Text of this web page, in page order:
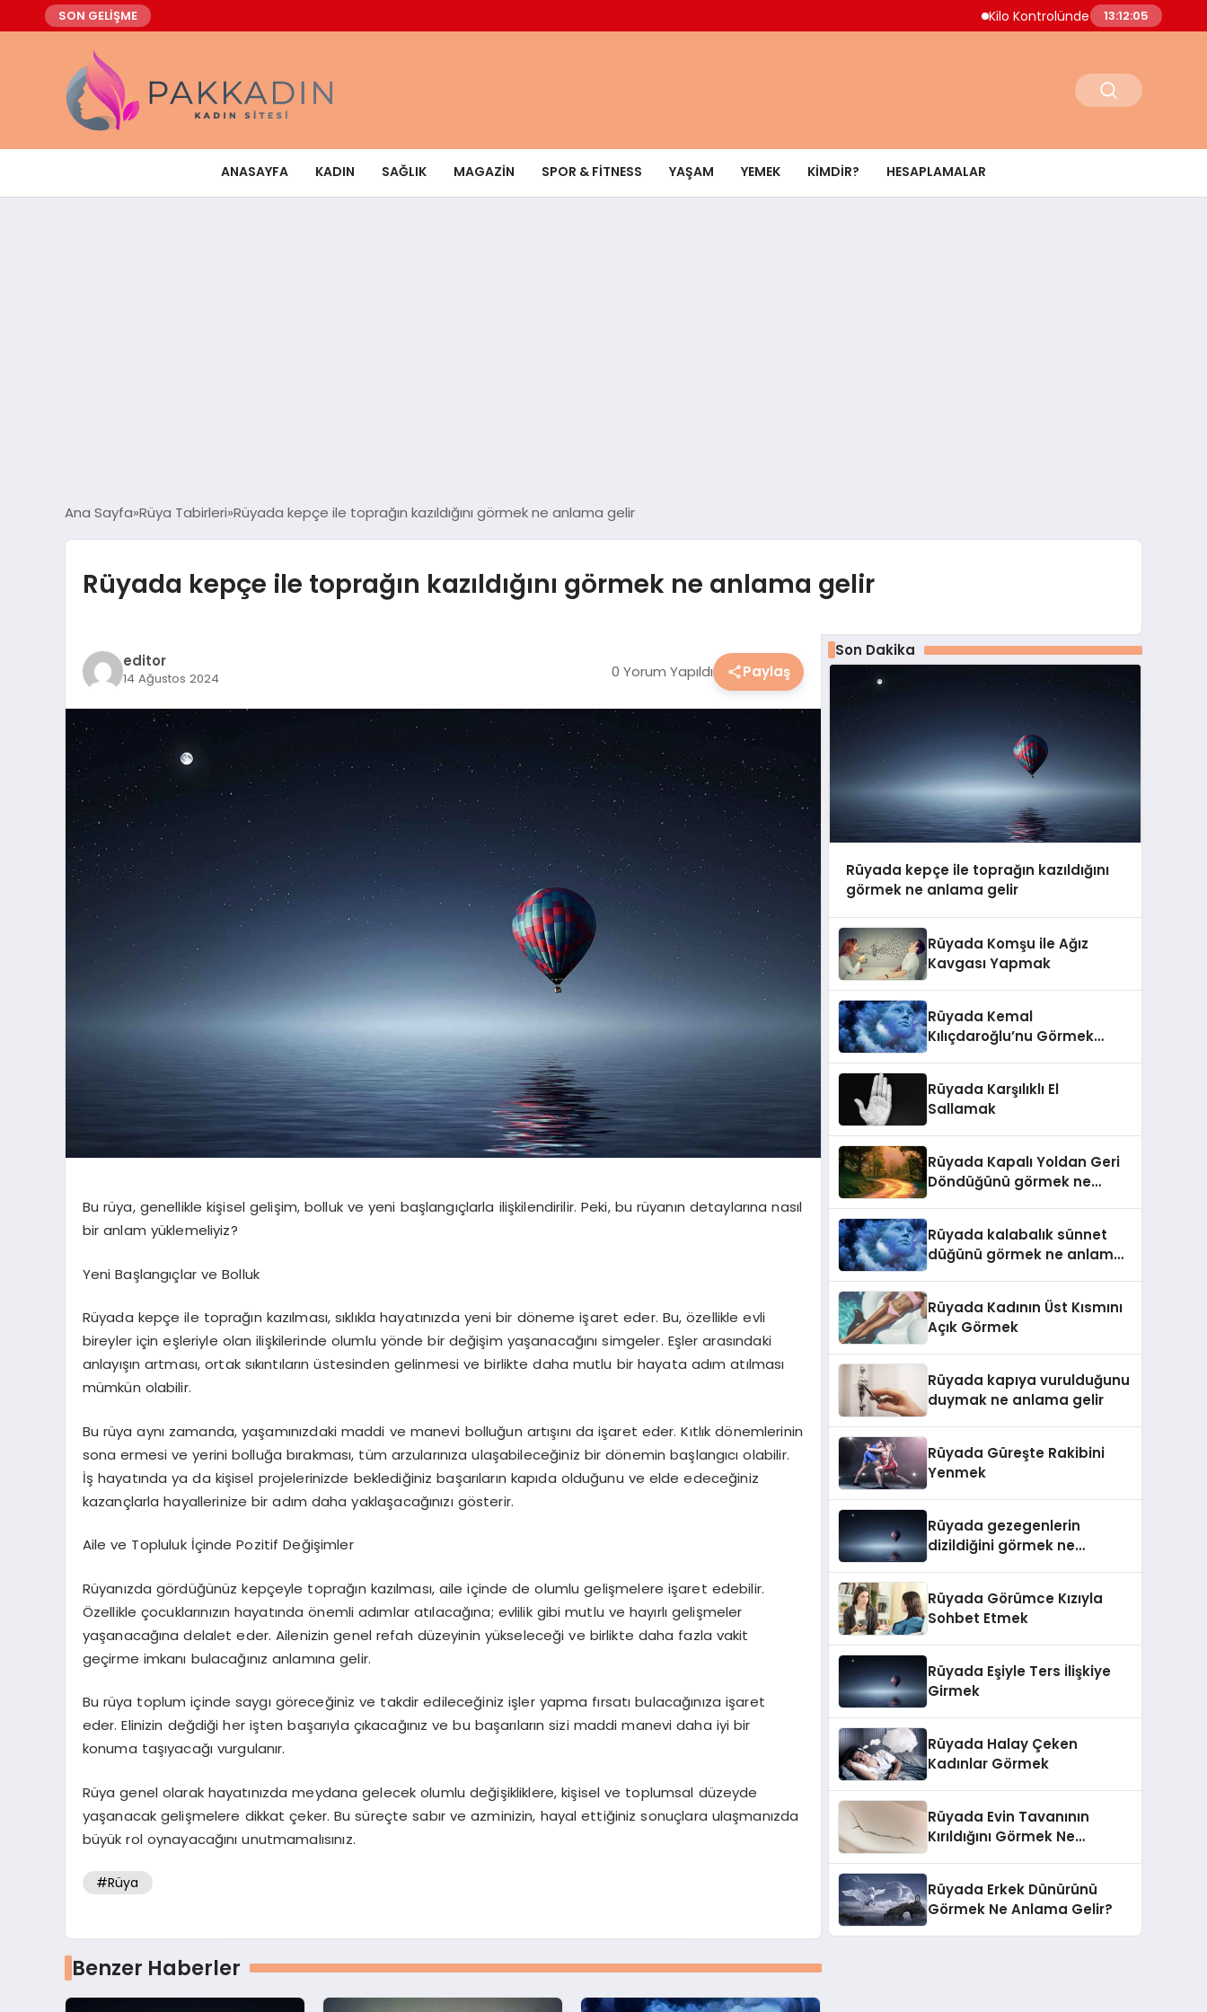
SON GELİŞME Kilo Kontrolünde Yeni Yaklaşım
13:12:06
ANASAYFA KADIN SAĞLIK MAGAZIN SPOR & FITNESS YAŞAM YEMEK KIMDIR? HESAPLAMALAR
Ana Sayfa Rüya Tabirleri Rüyada kepçe ile toprağın kazıldığını görmek ne anlama gelir
Rüyada kepçe ile toprağın kazıldığını görmek ne anlama gelir
editor
14 Ağustos 2024 0 Yorum Yapıldı Paylaş
Bu rüya, genellikle kişisel gelişim, bolluk ve yeni başlangıçlarla ilişkilendirilir. Peki, bu rüyanın detaylarına nasıl
bir anlam yüklemeliyiz?
Yeni Başlangıçlar ve Bolluk
Rüyada kepçe ile toprağın kazılması, sıklıkla hayatınızda yeni bir döneme işaret eder. Bu, özellikle evli
bireyler için eşleriyle olan ilişkilerinde olumlu yönde bir değişim yaşanacağını simgeler. Eşler arasındaki
anlayışın artması, ortak sıkıntıların üstesinden gelinmesi ve birlikte daha mutlu bir hayata adım atılması
mümkün olabilir.
Bu rüya aynı zamanda, yaşamınızdaki maddi ve manevi bolluğun artışını da işaret eder. Kıtlık dönemlerinin
sona ermesi ve yerini bolluğa bırakması, tüm arzularınıza ulaşabileceğiniz bir dönemin başlangıcı olabilir.
İş hayatında ya da kişisel projelerinizde beklediğiniz başarıların kapıda olduğunu ve elde edeceğiniz
kazançlarla hayallerinize bir adım daha yaklaşacağınızı gösterir.
Aile ve Topluluk İçinde Pozitif Değişimler
Rüyanızda gördüğünüz kepçeyle toprağın kazılması, aile içinde de olumlu gelişmelere işaret edebilir.
Özellikle çocuklarınızın hayatında önemli adımlar atılacağına; evlilik gibi mutlu ve hayırlı gelişmeler
yaşanacağına delalet eder. Ailenizin genel refah düzeyinin yükseleceği ve birlikte daha fazla vakit
geçirme imkanı bulacağınız anlamına gelir.
Bu rüya toplum içinde saygı göreceğiniz ve takdir edileceğiniz işler yapma fırsatı bulacağınıza işaret
eder. Elinizin değdiği her işten başarıyla çıkacağınız ve bu başarıların sizi maddi manevi daha iyi bir
konuma taşıyacağı vurgulanır.
Rüya genel olarak hayatınızda meydana gelecek olumlu değişikliklere, kişisel ve toplumsal düzeyde
yaşanacak gelişmelere dikkat çeker. Bu süreçte sabır ve azminizin, hayal ettiğiniz sonuçlara ulaşmanızda
büyük rol oynayacağını unutmamalısınız.
#Rüya
Benzer Haberler
Son Dakika
Rüyada kepçe ile toprağın kazıldığını
görmek ne anlama gelir
Rüyada Komşu ile Ağız
Kavgası Yapmak
Rüyada Kemal
Kılıçdaroğlu’nu Görmek
Rüyada Karşılıklı El
Sallamak
Rüyada Kapalı Yoldan Geri
Döndüğünü görmek ne
Rüyada kalabalık sünnet
düğünü görmek ne anlama
Rüyada Kadının Üst Kısmını
Açık Görmek
Rüyada kapıya vurulduğunu
duymak ne anlama gelir
Rüyada Güreşte Rakibini
Yenmek
Rüyada gezegenlerin
dizildiğini görmek ne
Rüyada Görümce Kızıyla
Sohbet Etmek
Rüyada Eşiyle Ters İlişkiye
Girmek
Rüyada Halay Çeken
Kadınlar Görmek
Rüyada Evin Tavanının
Kırıldığını Görmek Ne
Rüyada Erkek Dünürünü
Görmek Ne Anlama Gelir?